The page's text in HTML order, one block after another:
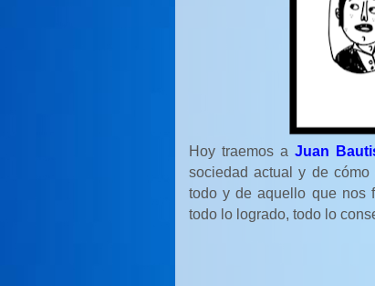
Hoy traemos a Juan
sociedad actual y de cómo
todo y de aquello que nos
todo lo logrado, todo lo